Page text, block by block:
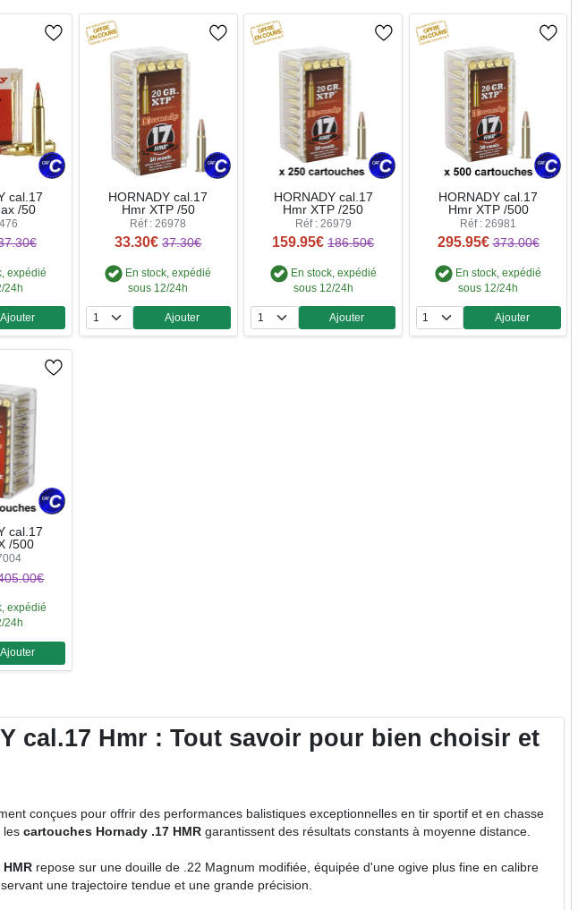
cal.17
/50
expédié
24h
Ajouter
HORNADY cal.17
Hmr XTP /50
Réf : 26978
33.30€ 37.30€
En stock, expédié
sous 12/24h
Quantité
Ajouter
HORNADY cal.17
Hmr XTP /250
Réf : 26979
159.95€ 186.50€
En stock, expédié
sous 12/24h
Quantité
Ajouter
HORNADY cal.17
Hmr XTP /500
Réf : 26981
295.95€ 373.00€
En stock, expédié
sous 12/24h
Quantité
Ajouter
cal.17
/500
expédié
24h
Ajouter
cal.17 Hmr : Tout savoir pour bien choisir et
conçues pour offrir des performances balistiques exceptionnelles en tir sportif et en chasse
les cartouches Hornady .17 HMRgarantissent des résultats constants à moyenne distance.
repose sur une douille de .22 Magnum modifiée, équipée d'une ogive plus fine en calibre
une trajectoire tendue et une grande précision.